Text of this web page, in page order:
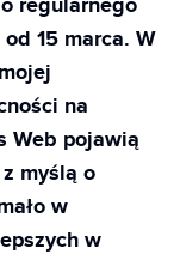
regularnego
15 marca. W
na
Web pojawią
myślą o
w
w